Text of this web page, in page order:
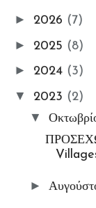
📌Info
🔑Enter My e-
Οι
Ομαδικές
Εκθέσεις
My Workshop
My Portfolio
► 2026 (7)
► 2025 (8)
► 2024 (3)
▼ 2023 (2)
▼
►